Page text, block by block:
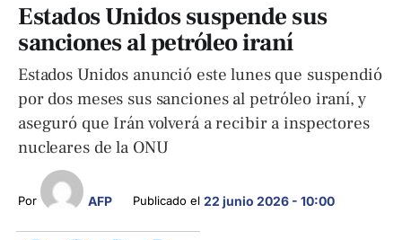
Estados Unidos suspende sus
sanciones al petróleo iraní
Estados Unidos anunció este lunes que suspendió
por dos meses sus sanciones al petróleo iraní, y
aseguró que Irán volverá a recibir a inspectores
nucleares de la ONU
Por AFP Publicado el 22 junio 2026 - 10:00